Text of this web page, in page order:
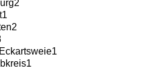
2
1
2
1
1